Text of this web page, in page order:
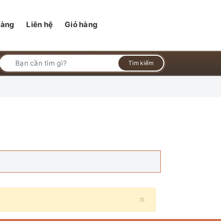
Liên hệ Giỏ hàng
Tìm kiếm
×